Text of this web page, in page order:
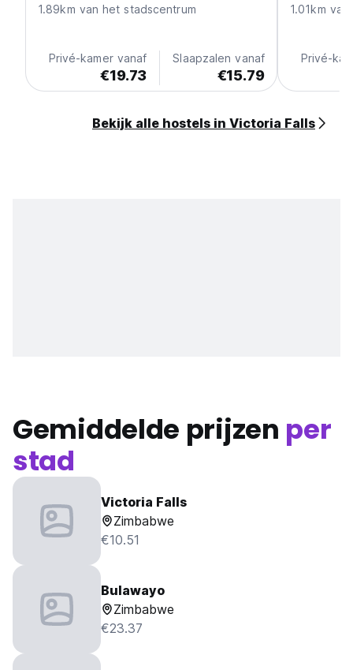
1.89km van het stadscentrum
Privé-kamer vanaf
€19.73
Slaapzalen vanaf
€15.79
1.01km
Privé-
Bekijk alle hostels in Victoria Falls
Gemiddelde prijzen per
stad
Victoria Falls
Zimbabwe
€10.51
Bulawayo
Zimbabwe
€23.37